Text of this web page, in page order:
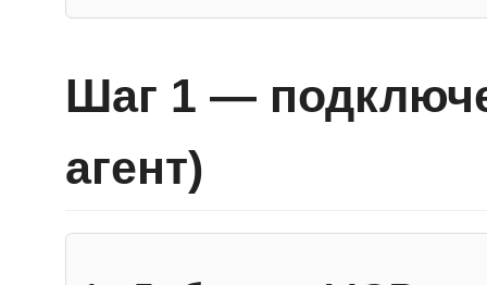
Шаг 1 —
агент)